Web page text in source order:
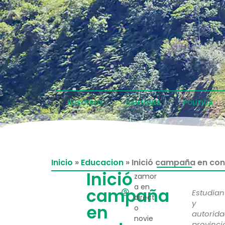
NOSOTROS CANTONES POLÍTICA
Inicio » Educacion » Inició campaña en
Inició
campaña
en
zamor
a en
direct
o
novie
y